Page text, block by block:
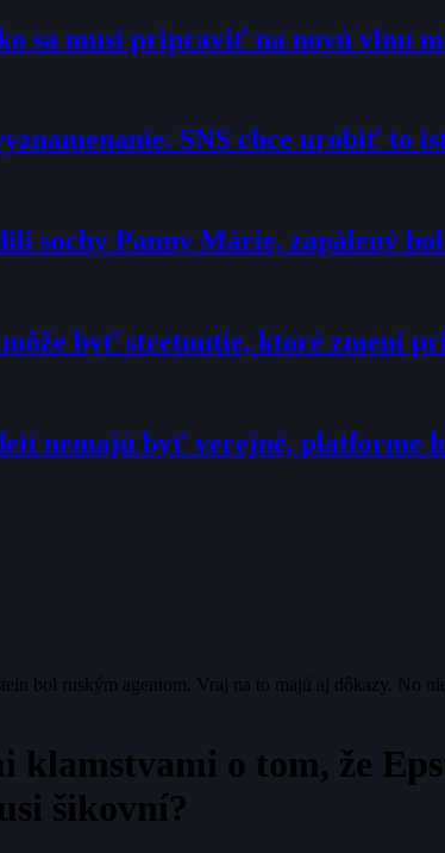
sa musí pripraviť na novú vlnu
SNS chce urobiť to
sochy Panny Márie, zapálený
byť stretnutie, ktoré zmení
nemajú byť verejné, platforme
bol ruským agentom. Vraj na to majú aj dôkazy. No
klamstvami o tom, že
šikovní?